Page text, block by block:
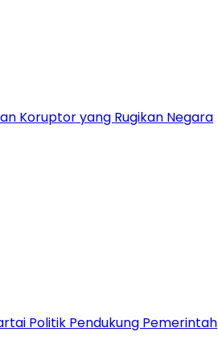
Koruptor yang Rugikan Negara
Politik Pendukung Pemerintah